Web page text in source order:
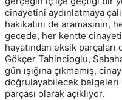
cinayetini aydınlatmaya
hakikatini de aramasının,
gecede, her kentte
hayatından eksik parçaları
Gökçer Tahincioglu,
gün ışığına çıkmamış,
doğrulayabilecek belgeleri
parçası olarak açıklıyor.